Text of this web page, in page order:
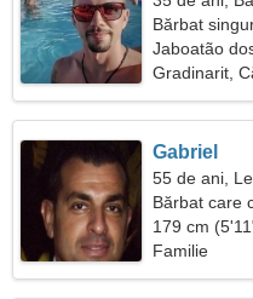
Bărbat
Jaboatão
Gradinarit,
Gabriel
55 de ani,
Bărbat care
179 cm
Familie